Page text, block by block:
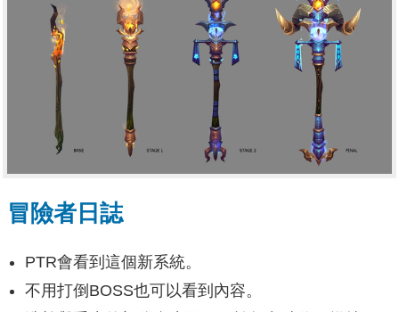
冒險者日誌
PTR會看到這個新系統。
不用打倒BOSS也可以看到內容。